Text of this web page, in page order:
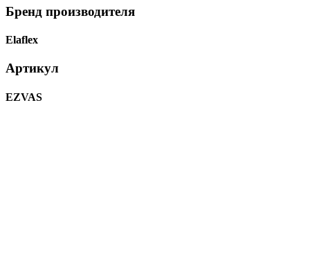
Бренд производителя
Elaflex
Артикул
EZVAS